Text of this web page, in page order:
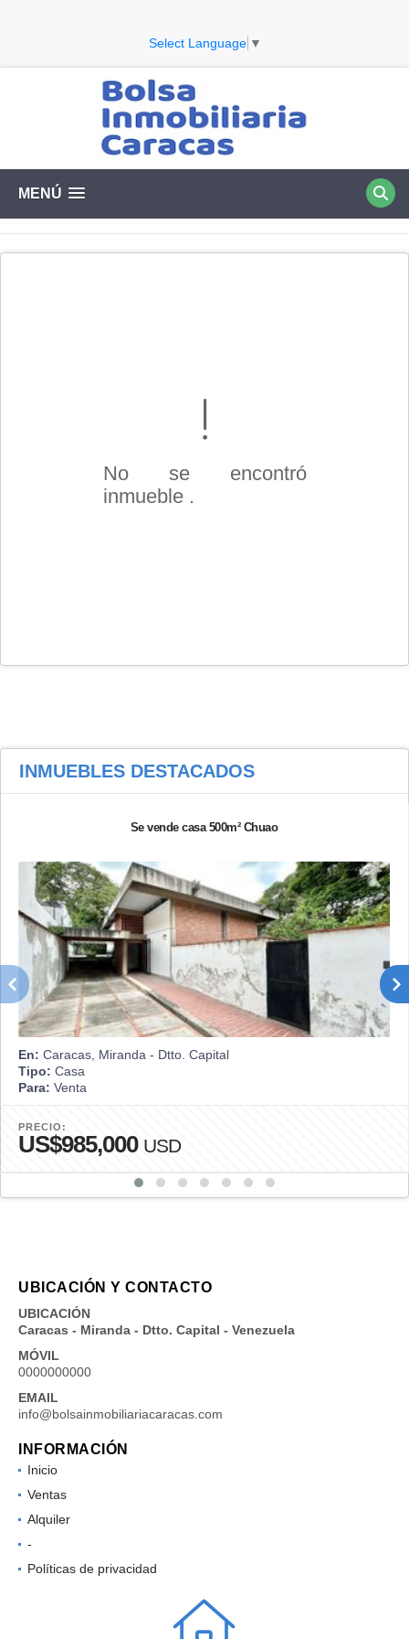
Select Language ▼
MENÚ
No se encontró
inmueble .
INMUEBLES DESTACADOS
Se vende casa 500m² Chuao
En: Caracas, Miranda - Dtto. Capital
Tipo: Casa
Para: Venta
PRECIO:
US$985,000 USD
UBICACIÓN Y CONTACTO
UBICACIÓN
Caracas - Miranda - Dtto. Capital - Venezuela
MÓVIL
0000000000
EMAIL
info@bolsainmobiliariacaracas.com
INFORMACIÓN
Inicio
Ventas
Alquiler
-
Políticas de privacidad